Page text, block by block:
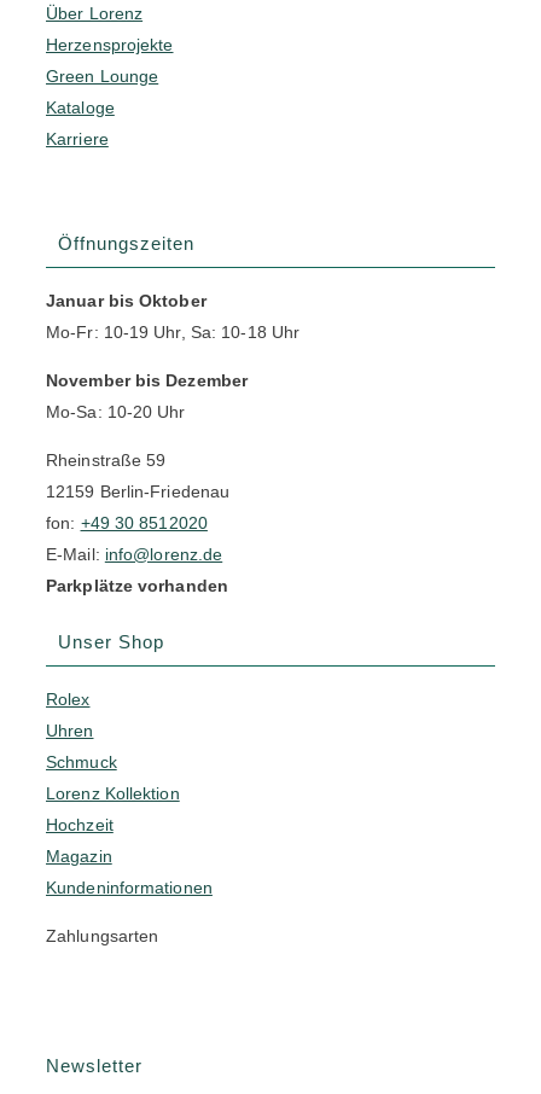
Über Lorenz
Herzensprojekte
Green Lounge
Kataloge
Karriere
Öffnungszeiten
Januar bis Oktober
Mo-Fr: 10-19 Uhr, Sa: 10-18 Uhr
November bis Dezember
Mo-Sa: 10-20 Uhr
Rheinstraße 59
12159 Berlin-Friedenau
fon: +49 30 8512020
E-Mail: info@lorenz.de
Parkplätze vorhanden
Unser Shop
Rolex
Uhren
Schmuck
Lorenz Kollektion
Hochzeit
Magazin
Kundeninformationen
Zahlungsarten
Newsletter